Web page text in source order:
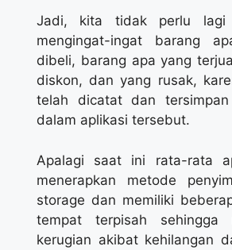
Jadi, kita tidak perlu lagi
mengingat-ingat barang
dibeli, barang apa yang
diskon, dan yang rusak,
telah dicatat dan
dalam aplikasi tersebut.
Apalagi saat ini rata-rata
menerapkan metode
storage dan memiliki
tempat terpisah sehingga
kerugian akibat kehilangan